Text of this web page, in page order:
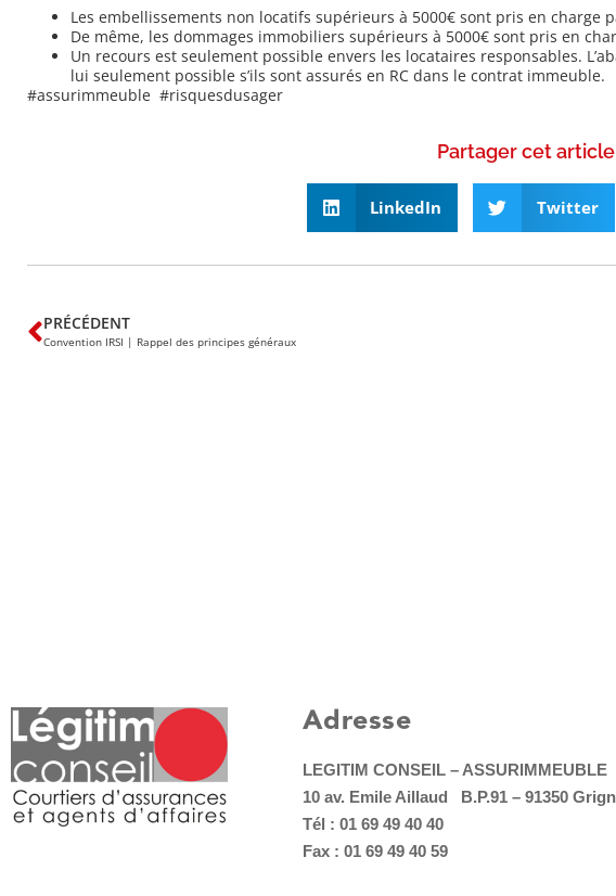
Les embellissements non locatifs supérieurs à 5000€ sont pris en charge
De même, les dommages immobiliers supérieurs à 5000€ sont pris en
Un recours est seulement possible envers les locataires responsables.
lui seulement possible s’ils sont assurés en RC dans le contrat immeuble.
#assurimmeuble #risquesdusager
Partager cet article
LinkedIn Twitter
PRÉCÉDENT
Convention IRSI | Rappel des principes généraux
Adresse
LEGITIM CONSEIL – ASSURIMMEUBLE
10 av. Emile Aillaud B.P.91 – 91350
Tél : 01 69 49 40 40
Fax : 01 69 49 40 59